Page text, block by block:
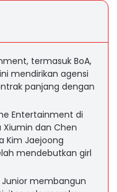
termasuk BoA,
mendirikan agensi
panjang dengan
Entertainment di
Xiumin dan Chen
Kim Jaejoong
mendebutkan girl
Junior membangun